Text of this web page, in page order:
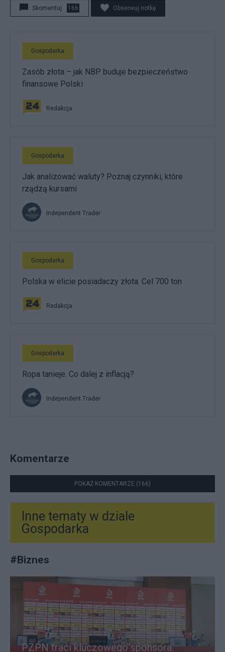
Skomentuj 166 Obserwuj notkę
Gospodarka
Zasób złota – jak NBP buduje bezpieczeństwo
finansowe Polski
Redakcja
Gospodarka
Jak analizować waluty? Poznaj czynniki, które
rządzą kursami
Independent Trader
Gospodarka
Polska w elicie posiadaczy złota. Cel 700 ton
Redakcja
Gospodarka
Ropa tanieje. Co dalej z inflacją?
Independent Trader
Komentarze
POKAŻ KOMENTARZE (166)
Inne tematy w dziale
Gospodarka
#Biznes
PZPN traci kluczowego sponsora.